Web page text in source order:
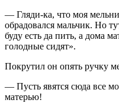
— Гляди-ка, что моя
обрадовался мальчик. Но
буду есть да пить, а дома
голодные сидят».
Покрутил он опять ручку
— Пусть явятся сюда все
матерью!